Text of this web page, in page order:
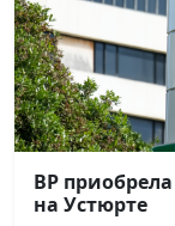
BP
на Устюрте